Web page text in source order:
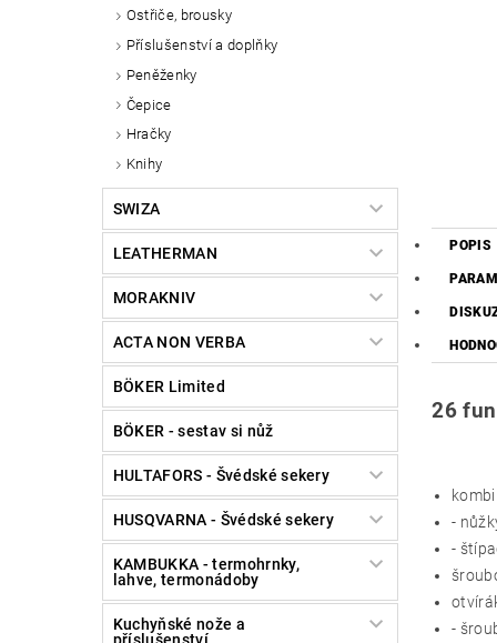
Ostřiče, brousky
Příslušenství a doplňky
Peněženky
Čepice
Hračky
Knihy
SWIZA
LEATHERMAN
MORAKNIV
ACTA NON VERBA
BÖKER Limited
BÖKER - sestav si nůž
HULTAFORS - Švédské sekery
HUSQVARNA - Švédské sekery
KAMBUKKA - termohrnky,
lahve, termonádoby
Kuchyňské nože a
POPIS
26
-
-
-